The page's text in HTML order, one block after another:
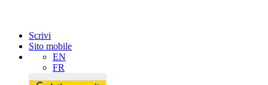
Scrivi
Sito mobile
EN
FR